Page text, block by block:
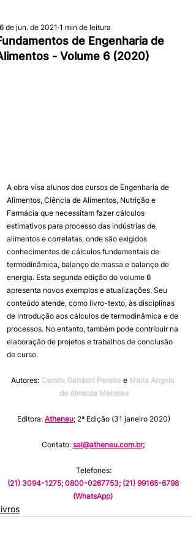
de Engenharia de
- Volume 6 (2020)
de jun. de 2021 1 min de leitura
A obra visa alunos dos cursos de Engenharia de
Alimentos, Ciência de Alimentos, Nutrição e
Farmácia que necessitam fazer cálculos
estimativos para processo das indústrias de
alimentos e correlatas, onde são exigidos
conhecimentos de cálculos fundamentais de
termodinâmica, balanço de massa e balanço de
energia. Esta segunda edição do volume 6
apresenta novos exemplos e atualizações. Seu
conteúdo atende, como livro-texto, às disciplinas
de introdução aos cálculos de termodinâmica e de
processos. No entanto, também pode contribuir na
elaboração de projetos e trabalhos de conclusão
de curso.
Autores: Camila Gambini Pereira e Maria Angela
de Almeida Meireles
Editora: Atheneu; 2ª Edição (31 janeiro 2020)
Contato: sal@atheneu.com.br;
Telefones:
(21) 3094-1275; 0800-0267753; (21) 99165-6798
(WhatsApp)